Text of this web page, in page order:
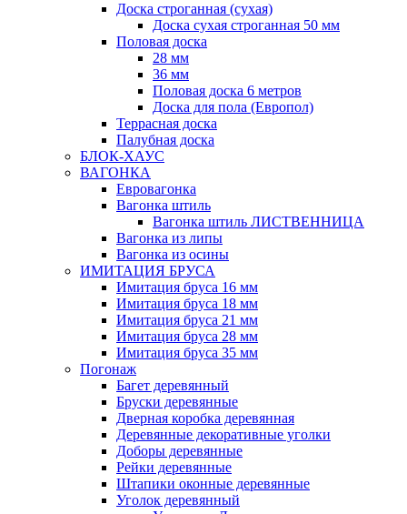
Доска строганная (сухая)
Доска сухая строганная 50 мм
Половая доска
28 мм
36 мм
Половая доска 6 метров
Доска для пола (Европол)
Террасная доска
Палубная доска
БЛОК-ХАУС
ВАГОНКА
Евровагонка
Вагонка штиль
Вагонка штиль ЛИСТВЕННИЦА
Вагонка из липы
Вагонка из осины
ИМИТАЦИЯ БРУСА
Имитация бруса 16 мм
Имитация бруса 18 мм
Имитация бруса 21 мм
Имитация бруса 28 мм
Имитация бруса 35 мм
Погонаж
Багет деревянный
Бруски деревянные
Дверная коробка деревянная
Деревянные декоративные уголки
Доборы деревянные
Рейки деревянные
Штапики оконные деревянные
Уголок деревянный